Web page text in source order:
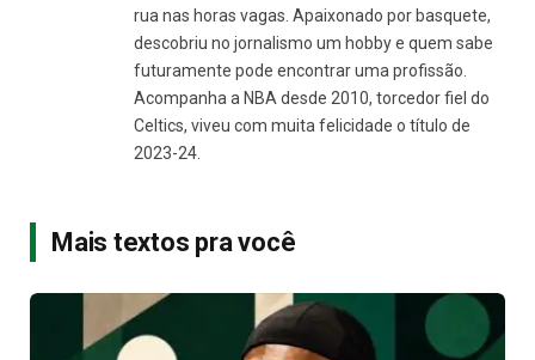
rua nas horas vagas. Apaixonado por basquete,
descobriu no jornalismo um hobby e quem sabe
futuramente pode encontrar uma profissão.
Acompanha a NBA desde 2010, torcedor fiel do
Celtics, viveu com muita felicidade o título de
2023-24.
Mais textos pra você